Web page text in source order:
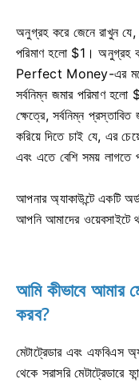
অনুগ্রহ করে জেনে রাখুন যে,
পরিমাণ হলো $1। অনুগ্রহ
Perfect Money-এর মতো
সর্বনিম্ন জমার পরিমাণ
ক্ষেত্রে, সর্বনিম্ন
করিয়ে দিতে চাই যে, এর
এবং এতে বেশি সময় লাগতে
আপনার অ্যাকাউন্টে একটি
আপনি আমাদের ওয়েবসাইটে
আমি কীভাবে আমার
করব?
মেটাট্রেডার এবং এফবিএস
থেকে সরাসরি মেটাট্রেডারে